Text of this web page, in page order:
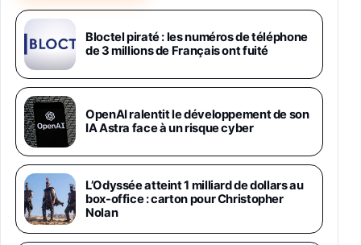
Samsung Galaxy Miracle Ultra, Smartphone
Android 5G avec Galaxy AI, 512 Go,
Chargeur Secteur Rapide 25W Inclus,
Smartphone déverrouillé, Noir, Version FR
1019€
Galaxy S26 Ultra 512 Go Bleu
1019€1399€Fnac (Vendeur Tiers)
Galaxy S26 Ultra 256 Go Violet
892€1199€Fnac (Vendeur Tiers)
Philips SHK2000BL - Casque Enfant - Bleu &
Bloctel piraté : les numéros de téléphone
de 3 millions de Français ont fuité
OpenAI ralentit le développement de son
IA Astra face à un risque cyber
L’Odyssée atteint 1 milliard de dollars au
box-office : carton pour Christopher
Nolan